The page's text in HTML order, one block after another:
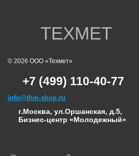
ТЕХМЕТ
© 2026 ООО «Техмет»
+7 (499) 110-40-77
info@thm-shop.ru
г.Москва, ул.Оршанская, д.5,
Бизнес-центр «Молодежный»